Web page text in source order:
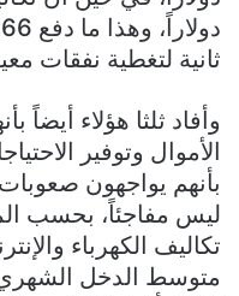
ثانية لتغطية نفقات
وأفاد ثلثا هؤلاء
بأنهم يواجهون
ليس مفاجئاً، بحسب
متوسط الدخل الشهري